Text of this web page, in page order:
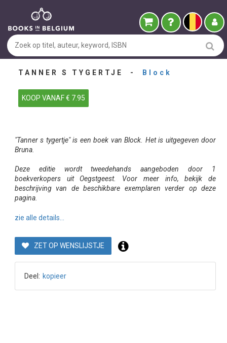
TANNER S TYGERTJE - Block
KOOP VANAF € 7.95
"Tanner s tygertje" is een boek van Block. Het is uitgegeven door
Bruna.
Deze editie wordt tweedehands aangeboden door 1
boekverkopers uit Oegstgeest. Voor meer info, bekijk de
beschrijving van de beschikbare exemplaren verder op deze
pagina.
zie alle details...
ZET OP WENSLIJSTJE
Deel: kopieer